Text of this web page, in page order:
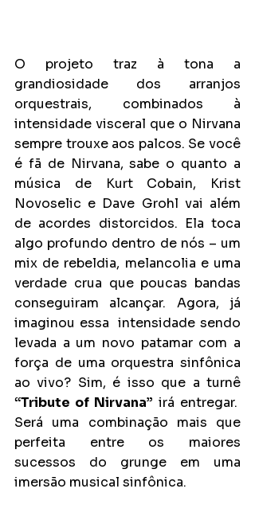
O projeto traz à tona a
grandiosidade dos arranjos
orquestrais, combinados à
intensidade visceral que o Nirvana
sempre trouxe aos palcos. Se você
é fã de Nirvana, sabe o quanto a
música de Kurt Cobain, Krist
Novoselic e Dave Grohl vai além
de acordes distorcidos. Ela toca
algo profundo dentro de nós – um
mix de rebeldia, melancolia e uma
verdade crua que poucas bandas
conseguiram alcançar. Agora, já
imaginou essa  intensidade sendo
levada a um novo patamar com a
força de uma orquestra sinfônica
“Tribute of Nirvana” irá entregar.
Será uma combinação mais que
perfeita entre os maiores
sucessos do grunge em uma
imersão musical sinfônica.